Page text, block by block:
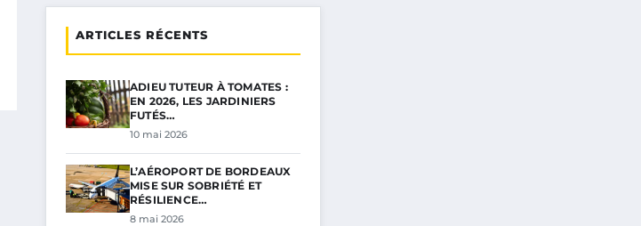
ARTICLES RÉCENTS
ADIEU TUTEUR À TOMATES :
EN 2026, LES JARDINIERS
FUTÉS…
10 mai 2026
L’AÉROPORT DE BORDEAUX
MISE SUR SOBRIÉTÉ ET
RÉSILIENCE…
8 mai 2026